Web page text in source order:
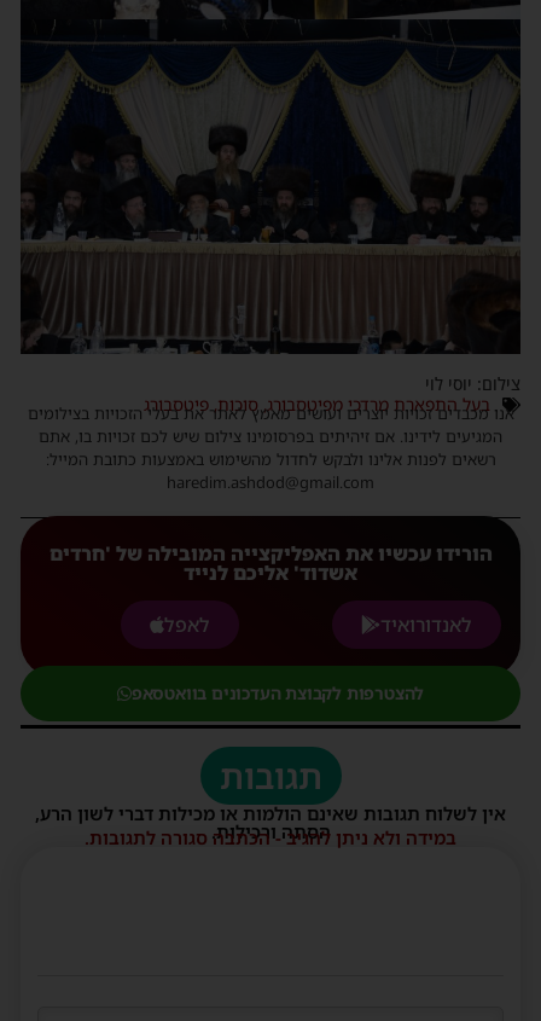
צילום: יוסי לוי
בעל התפארת מרדכי מפיטסבורג,סוכות,פיטסבורג
אנו מכבדים זכויות יוצרים ועושים מאמץ לאתר את בעלי הזכויות בצילומים
המגיעים לידינו. אם זיהיתים בפרסומינו צילום שיש לכם זכויות בו, אתם
רשאים לפנות אלינו ולבקש לחדול מהשימוש באמצעות כתובת המייל:
haredim.ashdod@gmail.com
הורידו עכשיו את האפליקצייה המובילה של 'חרדים
אשדוד' אליכם לנייד
לאנדורואיד
לאפל
להצטרפות לקבוצת העדכונים בוואטסאפ
תגובות
אין לשלוח תגובות שאינם הולמות או מכילות דברי לשון הרע,
הסתה ורכילות.
במידה ולא ניתן להגיב - הכתבה סגורה לתגובות.